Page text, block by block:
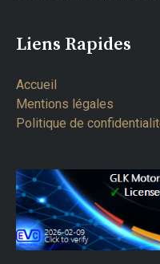
Liens Rapides
Accueil
Mentions légales
Politique de